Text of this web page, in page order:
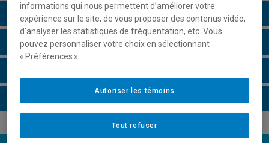
Description du cours
Horaire - Été 2026
informations qui nous permettent d’améliorer votre
expérience sur le site, de vous proposer des contenus vidéo,
d’analyser les statistiques de fréquentation, etc. Vous
pouvez personnaliser votre choix en sélectionnant
« Préférences ».
Tout refuser
Autoriser les témoins